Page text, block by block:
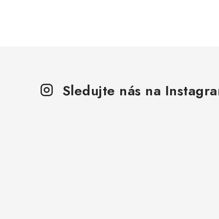
Sledujte nás na